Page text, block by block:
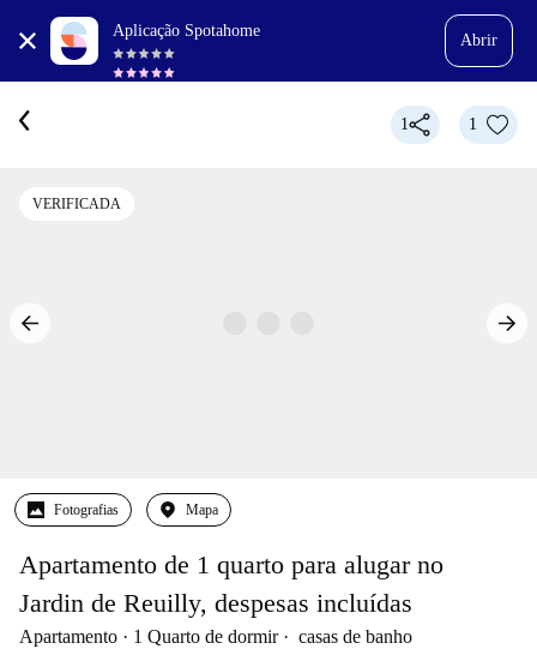
Aplicação Spotahome
Abrir
1 1
VERIFICADA
Fotografias Mapa
Apartamento de 1 quarto para alugar no
Jardin de Reuilly, despesas incluídas
Apartamento 1 Quarto de dormir casas de banho